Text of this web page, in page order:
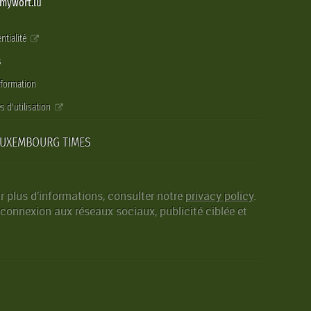
d'utilisation
TIMES
plus d’informations, consulter notreprivacy policy.
aux réseaux sociaux, publicité ciblée et